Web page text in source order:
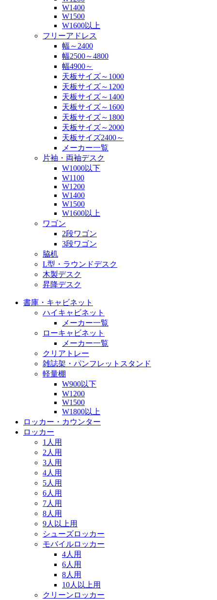
W1400
W1500
W1600以上
フリーアドレス
幅～2400
幅2500～4800
幅4900～
天板サイズ～1000
天板サイズ～1200
天板サイズ～1400
天板サイズ～1600
天板サイズ～1800
天板サイズ～2000
天板サイズ2400～
メーカー一覧
片袖・両袖デスク
W1000以下
W1100
W1200
W1400
W1500
W1600以上
ワゴン
2段ワゴン
3段ワゴン
脇机
L型・ラウンドデスク
木製デスク
昇降デスク
書庫・キャビネット
ハイキャビネット
メーカー一覧
ローキャビネット
メーカー一覧
クリアトレー
雑誌架・パンフレットスタンド
軽量棚
W900以下
W1200
W1500
W1800以上
ロッカー・カウンター
ロッカー
1人用
2人用
3人用
4人用
5人用
6人用
7人用
8人用
9人以上用
シューズロッカー
モバイルロッカー
4人用
6人用
8人用
10人以上用
クリーンロッカー